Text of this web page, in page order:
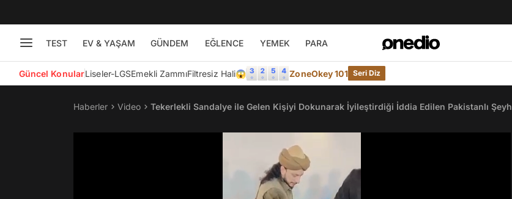
TEST EV & YAŞAM GÜNDEM EĞLENCE YEMEK PARA
Güncel KonularLiseler-LGSEmekli ZammıFiltresiz Hali😱 ZoneOkey 101 Seri Diz
Haberler Video Tekerlekli Sandalye ile Gelen Kişiyi Dokunarak İyileştirdiği İddia Edilen Pakistanlı Şeyh